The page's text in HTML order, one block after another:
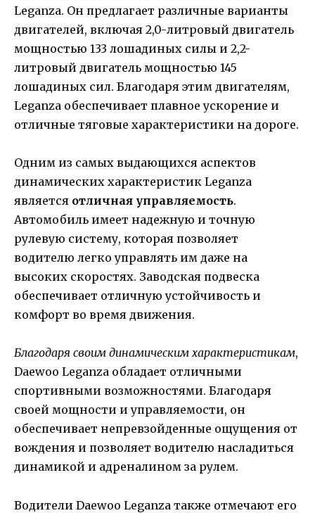
Leganza. Он предлагает различные варианты
двигателей, включая 2,0-литровый двигатель
мощностью 133 лошадиных силы и 2,2-
литровый двигатель мощностью 145
лошадиных сил. Благодаря этим двигателям,
Leganza обеспечивает плавное ускорение и
отличные тяговые характеристики на дороге.
Одним из самых выдающихся аспектов
динамических характеристик Leganza
является отличная управляемость.
Автомобиль имеет надежную и точную
рулевую систему, которая позволяет
водителю легко управлять им даже на
высоких скоростях. Заводская подвеска
обеспечивает отличную устойчивость и
комфорт во время движения.
Благодаря своим динамическим характеристикам,
Daewoo Leganza обладает отличными
спортивными возможностями. Благодаря
своей мощности и управляемости, он
обеспечивает непревзойденные ощущения от
вождения и позволяет водителю насладиться
динамикой и адреналином за рулем.
Водители Daewoo Leganza также отмечают его